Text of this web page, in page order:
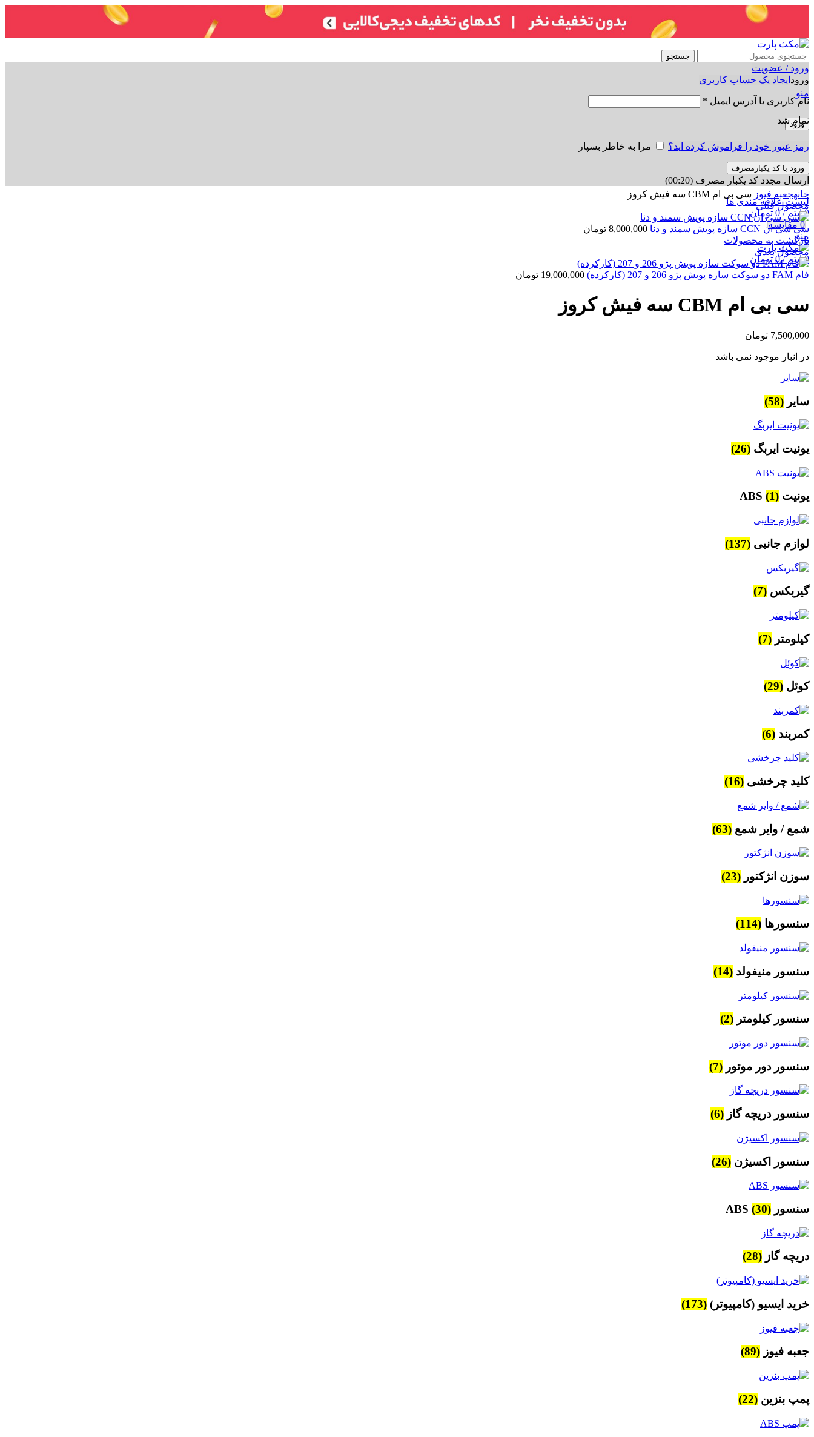
جستجو
ورود / عضویت
ورود ایجاد یک حساب کاربری
نام کاربری یا آدرس ایمیل *
ورود
رمز عبور خود را فراموش کرده اید؟ مرا به خاطر بسپار
ورود با کد یکبارمصرف
ارسال مجدد کد یکبار مصرف (00:
20
)
لیست علاقه مندی ها
0 آیتم /
0 تومان
0 مقایسه
منو
0 آیتم /
0 تومان
منو
تمام شد
برای بزرگنمایی کلیک کنید
خانهجعبه فیوز سی بی ام CBM سه فیش کروز
محصول قبلی
سی سی ان CCN سازه پویش سمند و دنا 8,000,000 تومان
بازگشت به محصولات
محصول بعدی
فام FAM دو سوکت سازه پویش پژو 206 و 207 (کارکرده) 19,000,000 تومان
سی بی ام CBM سه فیش کروز
7,500,000 تومان
در انبار موجود نمی باشد
سایر (58)
یونیت ایربگ (26)
یونیت ABS (1)
لوازم جانبی (137)
گیربکس (7)
کیلومتر (7)
کوئل (29)
کمربند (6)
کلید چرخشی (16)
شمع / وایر شمع (63)
سوزن انژکتور (23)
سنسورها (114)
سنسور منیفولد (14)
سنسور کیلومتر (2)
سنسور دور موتور (7)
سنسور دریچه گاز (6)
سنسور اکسیژن (26)
سنسور ABS (30)
دریچه گاز (28)
خرید ایسیو (کامپیوتر) (173)
جعبه فیوز (89)
پمپ بنزین (22)